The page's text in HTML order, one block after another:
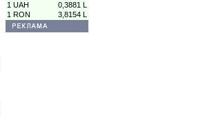
1 UAH
0,3881 L
1 RON
3,8154 L